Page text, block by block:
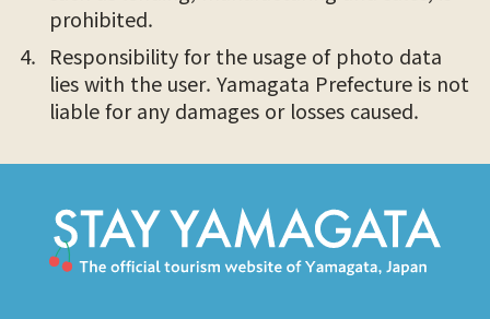
prohibited.
Responsibility for the usage of photo data
lies with the user. Yamagata Prefecture is not
liable for any damages or losses caused.